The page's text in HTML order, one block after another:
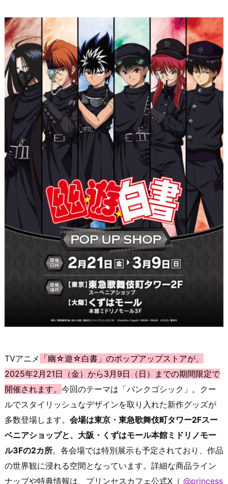
TVアニメ 「幽☆遊☆白書」のポップアップストアが、
2025年2月21日（金）から3月9日（日）までの期間限定で
開催されます。 今回のテーマは「パンクゴシック」。クー
ルでスタイリッシュなデザインを取り入れた新作グッズが
多数登場します。 会場は東京・東急歌舞伎町タワー2Fスー
ベニアショップと、大阪・くずはモール本館ミドリノモー
ル3Fの2カ所。各会場では特別展示も予定されており、作品
の世界観に浸れる空間となっています。詳細な商品ライン
ナップや特典情報は、プリンセスカフェ公式X（ @princess